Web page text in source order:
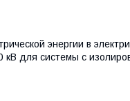
энергии в
кВ для системы с